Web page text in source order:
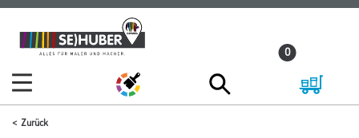
Zum
Inhalt
Zum
Navigationsmenü
0
Zurück